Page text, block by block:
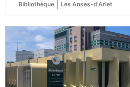
Bibliothèque Les Anses-d'Arlet